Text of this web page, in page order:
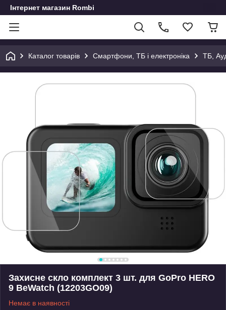
Інтернет магазин Rombi
Каталог товарів Смартфони, ТБ і електроніка ТБ,
Захисне скло комплект 3 шт. для GoPro HERO
9 BeWatch (12203GO09)
Немає в наявності